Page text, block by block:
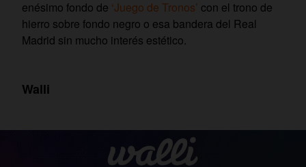
enésimo fondo de ‘Juego de Tronos’ con el trono de
hierro sobre fondo negro o esa bandera del Real
Madrid sin mucho interés estético.
Walli